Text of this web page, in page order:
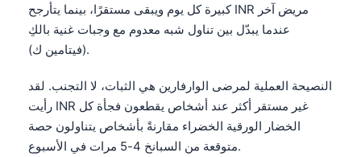
كبيرة كل يوم ويبقى مستقرًا، بينما يتأرجح INR مريض آخر
عندما يبدّل بين تناول شبه معدوم مع وجبات غنية بالكِ
(فيتامين ك).
النصيحة العملية لمرضى الوارفارين هي الثبات، لا التجنب. لقد
رأيت INR غير مستقر أكثر عند أشخاص يقطعون فجأة كل
الخضار الورقية الخضراء مقارنةً بأشخاص يتناولون حصة
متوقعة من السبانخ 4-5 مرات في الأسبوع.